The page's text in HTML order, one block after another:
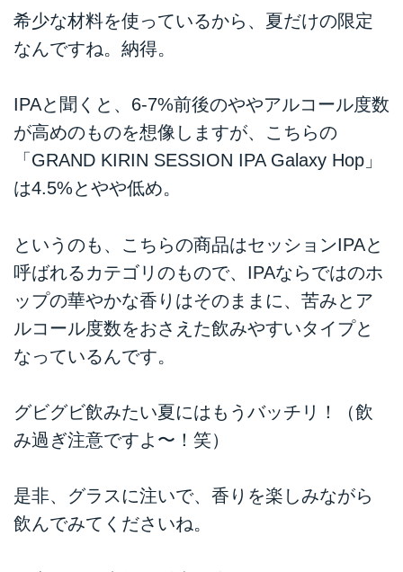
希少な材料を使っているから、夏だけの限定
なんですね。納得。
IPAと聞くと、6-7%前後のややアルコール度数
が高めのものを想像しますが、こちらの
「GRAND KIRIN SESSION IPA Galaxy Hop」
は4.5%とやや低め。
というのも、こちらの商品はセッションIPAと
呼ばれるカテゴリのもので、IPAならではのホ
ップの華やかな香りはそのままに、苦みとア
ルコール度数をおさえた飲みやすいタイプと
なっているんです。
グビグビ飲みたい夏にはもうバッチリ！（飲
み過ぎ注意ですよ〜！笑）
是非、グラスに注いで、香りを楽しみながら
飲んでみてくださいね。